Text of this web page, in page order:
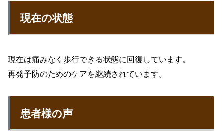
現在の状態
現在は痛みなく歩行できる状態に回復しています。
再発予防のためのケアを継続されています。
患者様の声